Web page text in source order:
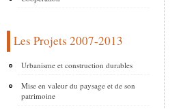
Les Projets 2007-2013
Urbanisme et construction durables
Mise en valeur du paysage et de son
patrimoine